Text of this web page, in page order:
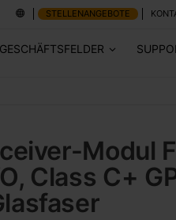
STELLENANGEBOTE
GESCHÄFTSFELDER
Modul
Class C+